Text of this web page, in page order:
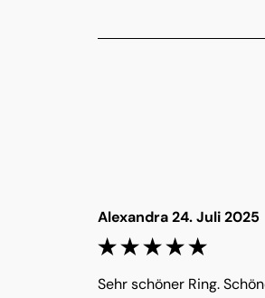
Alexandra 24. Juli 2025
Sehr schöner Ring.